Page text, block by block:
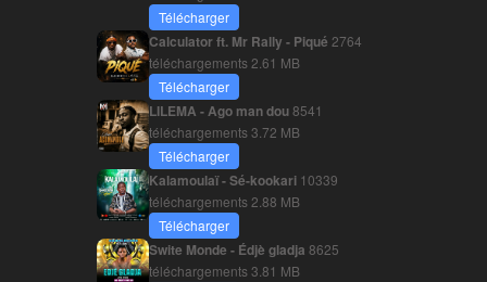
Télécharger
Calculator ft. Mr Rally - Piqué 2764
téléchargements 2.61 MB
Télécharger
LILEMA - Ago man dou8541
téléchargements3.72 MB
Télécharger
Kalamoulaï - Sé-kookari 10339
téléchargements 2.88 MB
Télécharger
Swite Monde - Édjè gladja 8625
téléchargements3.81 MB